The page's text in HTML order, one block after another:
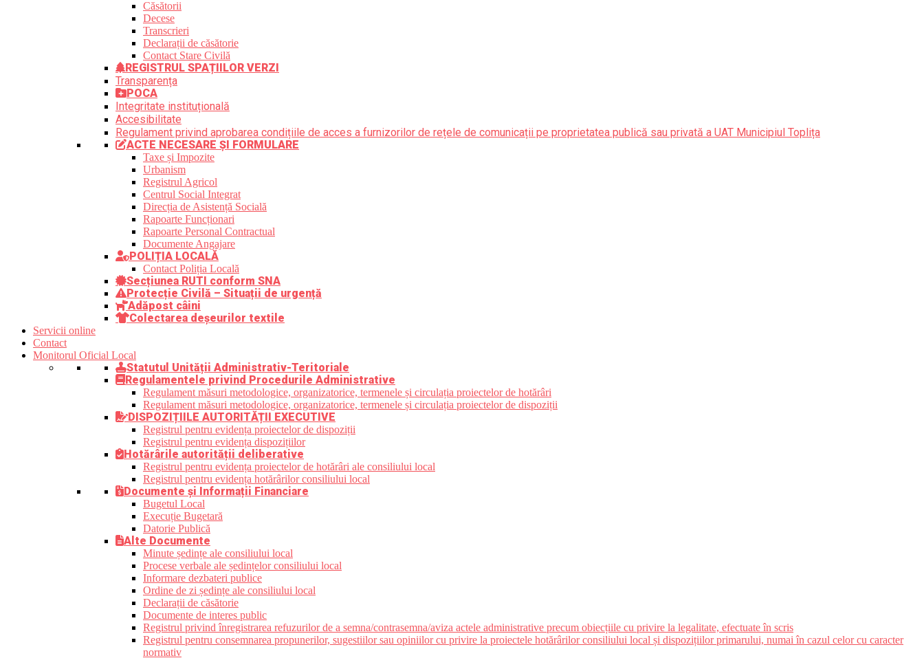
Căsătorii
Decese
Transcrieri
Declarații de căsătorie
Contact Stare Civilă
REGISTRUL SPAȚIILOR VERZI
Transparența
POCA
Integritate instituțională
Accesibilitate
Regulament privind aprobarea condițiile de acces a furnizorilor de rețele de comunicații pe proprietatea publică sau privată a UAT Municipiul Toplița
ACTE NECESARE ȘI FORMULARE
Taxe și Impozite
Urbanism
Registrul Agricol
Centrul Social Integrat
Direcția de Asistență Socială
Rapoarte Funcționari
Rapoarte Personal Contractual
Documente Angajare
POLIȚIA LOCALĂ
Contact Poliția Locală
Secțiunea RUTI conform SNA
Protecție Civilă – Situații de urgență
Adăpost câini
Colectarea deșeurilor textile
Servicii online
Contact
Monitorul Oficial Local
Statutul Unității Administrativ-Teritoriale
Regulamentele privind Procedurile Administrative
Regulament măsuri metodologice, organizatorice, termenele și circulația proiectelor de hotărâri
Regulament măsuri metodologice, organizatorice, termenele și circulația proiectelor de dispoziții
DISPOZIȚIILE AUTORITĂȚII EXECUTIVE
Registrul pentru evidența proiectelor de dispoziții
Registrul pentru evidența dispozițiilor
Hotărârile autorității deliberative
Registrul pentru evidența proiectelor de hotărâri ale consiliului local
Registrul pentru evidența hotărârilor consiliului local
Documente și Informații Financiare
Bugetul Local
Execuție Bugetară
Datorie Publică
Alte Documente
Minute ședințe ale consiliului local
Procese verbale ale ședințelor consiliului local
Informare dezbateri publice
Ordine de zi ședințe ale consiliului local
Declarații de căsătorie
Documente de interes public
Registrul privind înregistrarea refuzurilor de a semna/contrasemna/aviza actele administrative precum obiecțiile cu privire la legalitate, efectuate în scris
Registrul pentru consemnarea propunerilor, sugestiilor sau opiniilor cu privire la proiectele hotărârilor consiliului local și dispozițiilor primarului, numai în cazul celor cu caracter
normativ